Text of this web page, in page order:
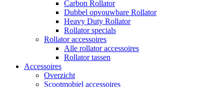
Carbon Rollator
Dubbel opvouwbare Rollator
Heavy Duty Rollator
Rollator specials
Rollator accessoires
Alle rollator accessoires
Rollator tassen
Accessoires
Overzicht
Scootmobiel accessoires